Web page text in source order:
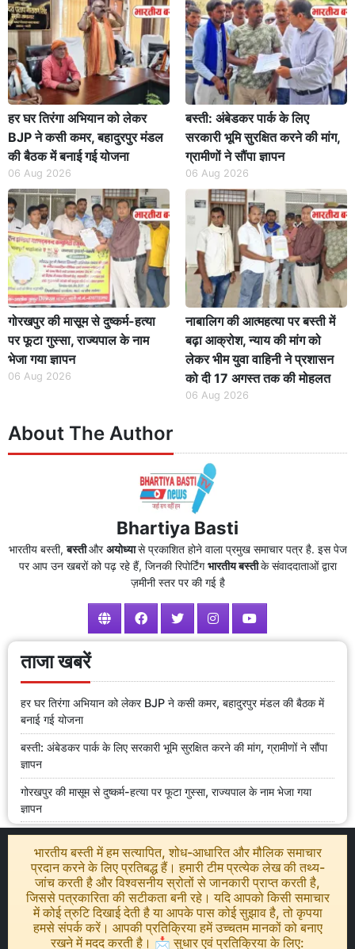
हर घर तिरंगा अभियान को लेकर
BJP ने कसी कमर, बहादुरपुर मंडल
की बैठक में बनाई गई योजना
06 Aug 2026
बस्ती: अंबेडकर पार्क के लिए
सरकारी भूमि सुरक्षित करने की मांग,
ग्रामीणों ने सौंपा ज्ञापन
06 Aug 2026
गोरखपुर की मासूम से दुष्कर्म-हत्या
पर फूटा गुस्सा, राज्यपाल के नाम
भेजा गया ज्ञापन
06 Aug 2026
नाबालिग की आत्महत्या पर बस्ती में
बढ़ा आक्रोश, न्याय की मांग को
लेकर भीम युवा वाहिनी ने प्रशासन
को दी 17 अगस्त तक की मोहलत
06 Aug 2026
About The Author
Bhartiya Basti
भारतीय बस्ती,बस्तीऔरअयोध्यासे प्रकाशित होने वाला प्रमुख समाचार पत्र है. इस पेज
पर आप उन खबरों को पढ़ रहे हैं, जिनकी रिपोर्टिंगभारतीय बस्तीके संवाददाताओं द्वारा
ज़मीनी स्तर पर की गई है
ताजा खबरें
हर घर तिरंगा अभियान को लेकर BJP ने कसी कमर, बहादुरपुर मंडल की बैठक में
बनाई गई योजना
बस्ती: अंबेडकर पार्क के लिए सरकारी भूमि सुरक्षित करने की मांग, ग्रामीणों ने सौंपा
ज्ञापन
गोरखपुर की मासूम से दुष्कर्म-हत्या पर फूटा गुस्सा, राज्यपाल के नाम भेजा गया
ज्ञापन
भारतीय बस्ती में हम सत्यापित, शोध-आधारित और मौलिक समाचार
प्रदान करने के लिए प्रतिबद्ध हैं। हमारी टीम प्रत्येक लेख की तथ्य-
जांच करती है और विश्वसनीय स्रोतों से जानकारी प्राप्त करती है,
जिससे पत्रकारिता की सटीकता बनी रहे। यदि आपको किसी समाचार
में कोई त्रुटि दिखाई देती है या आपके पास कोई सुझाव है, तो कृपया
हमसे संपर्क करें। आपकी प्रतिक्रिया हमें उच्चतम मानकों को बनाए
रखने में मदद करती है। 📩 सुधार एवं प्रतिक्रिया के लिए: